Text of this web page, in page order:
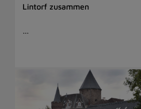
Lintorf zusammen
…